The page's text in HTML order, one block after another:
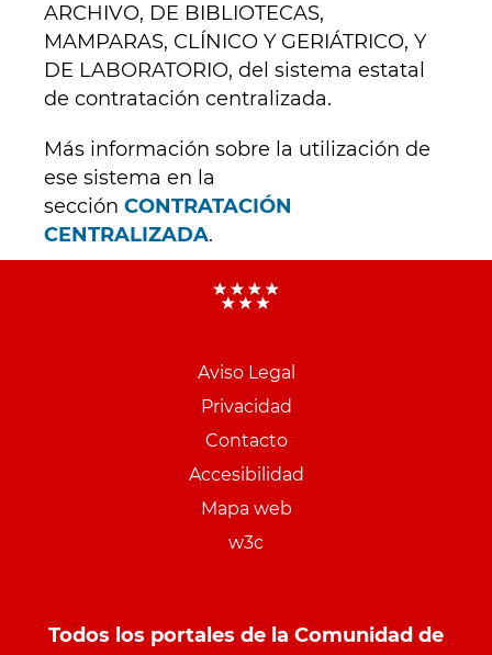
ARCHIVO, DE BIBLIOTECAS,
MAMPARAS, CLÍNICO Y GERIÁTRICO, Y
DE LABORATORIO, del sistema estatal
de contratación centralizada.
Más información sobre la utilización de
ese sistema en la
sección CONTRATACIÓN
CENTRALIZADA.
Aviso Legal
Privacidad
Contacto
Accesibilidad
Mapa web
w3c
Todos los portales de la Comunidad de